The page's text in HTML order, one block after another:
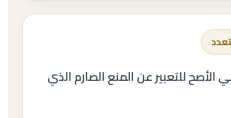
Legal Subject + Shall + Verb
تبدأ بالفاعل القانوني ثم فعل
الأصح للتعبير عن المنع الصارم الذي